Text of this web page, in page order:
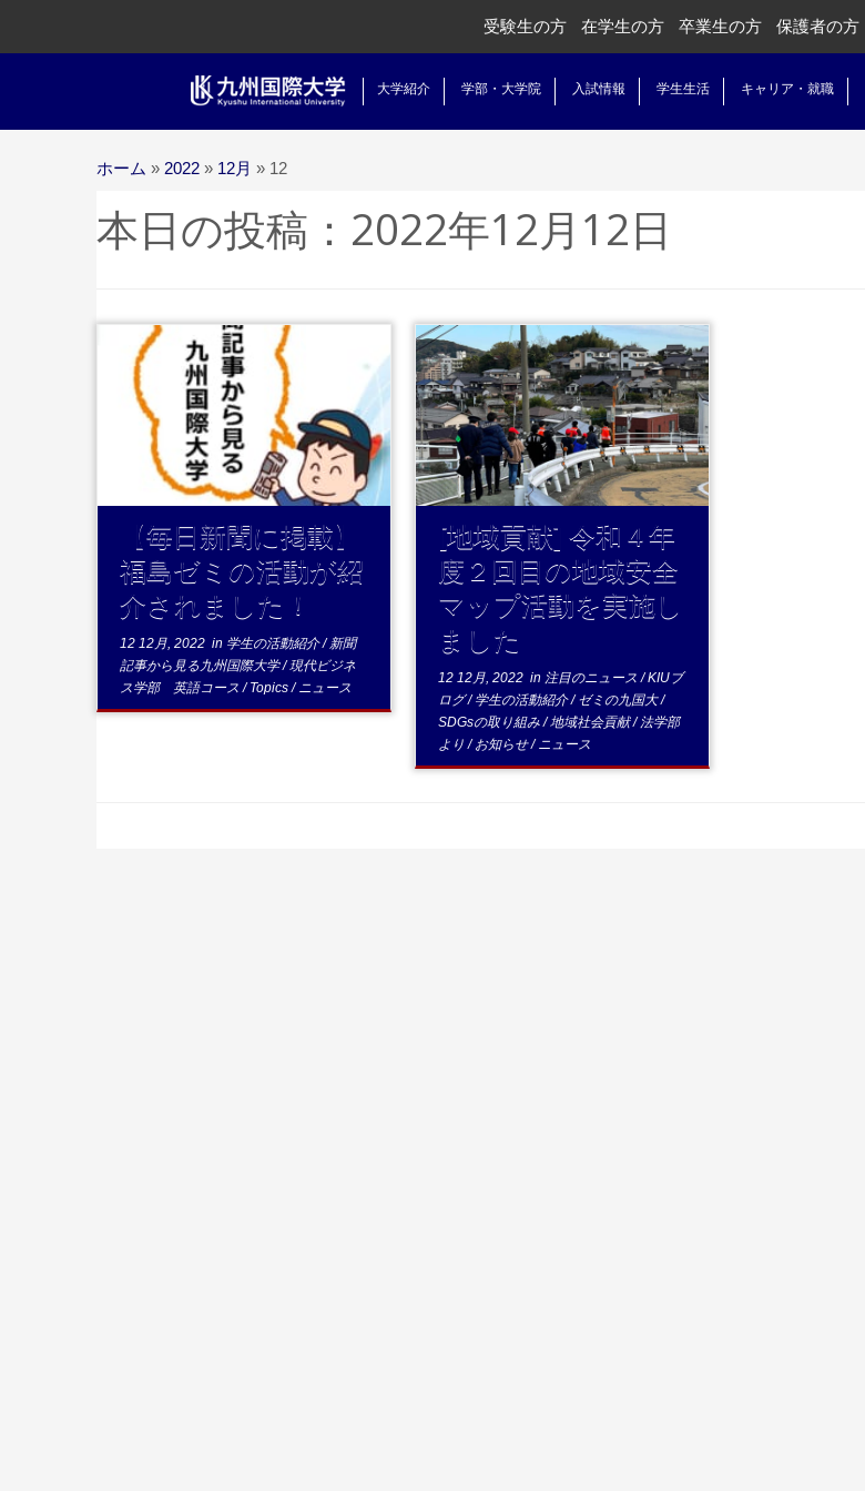
受験生の方 在学生の方 卒業生の方 保護者の方
大学紹介 学部・大学院 入試情報 学生生活 キャリア・就職
ホーム » 2022 » 12月 » 12
本日の投稿： 2022年12月12日
...続きを読む
【毎日新聞に掲載】
福島ゼミの活動が紹
介されました！
12 12月, 2022 in 学生の活動紹介/新聞
記事から見る九州国際大学/現代ビジネ
ス学部 英語コース/Topics/ニュース
...続きを読む
[地域貢献] 令和４年
度２回目の地域安全
マップ活動を実施し
ました
12 12月, 2022 in 注目のニュース/KIUブ
ログ/学生の活動紹介/ゼミの九国大/
SDGsの取り組み/地域社会貢献/法学部
より/お知らせ/ニュース